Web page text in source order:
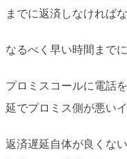
までに返済しなければ
なるべく早い時間まで
プロミスコールに電話
延でプロミス側が悪い
返済遅延自体が良くな